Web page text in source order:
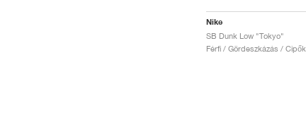
Nike
SB Dunk Low "Tokyo"
Férfi / Gördeszkázás / Cipők